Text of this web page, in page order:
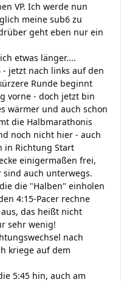
VP. Ich werde nun
meine sub6 zu
geht eben nur ein
etwas länger....
jetzt nach links auf den
Runde beginnt
vorne - doch jetzt bin
wärmer und auch schon
die Halbmarathonis
noch nicht hier - auch
in Richtung Start
einigermaßen frei,
sind auch unterwegs.
die "Halben" einholen
4:15-Pacer rechne
das heißt nicht
sehr wenig!
nach
kriege auf dem
5:45 hin, auch am